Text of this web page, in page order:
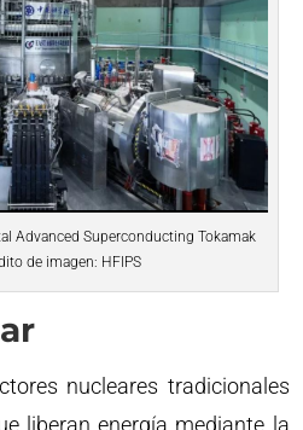
Advanced Superconducting Tokamak
de imagen: HFIPS
nucleares tradicionales
liberan energía mediante la